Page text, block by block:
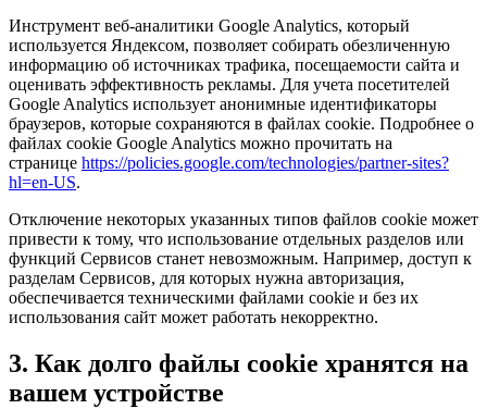
Инструмент веб-аналитики Google Analytics, который
используется Яндексом, позволяет собирать обезличенную
информацию об источниках трафика, посещаемости сайта и
оценивать эффективность рекламы. Для учета посетителей
Google Analytics использует анонимные идентификаторы
браузеров, которые сохраняются в файлах cookie. Подробнее о
файлах cookie Google Analytics можно прочитать на
странице https://policies.google.com/technologies/partner-sites?
hl=en-US.
Отключение некоторых указанных типов файлов cookie может
привести к тому, что использование отдельных разделов или
функций Сервисов станет невозможным. Например, доступ к
разделам Сервисов, для которых нужна авторизация,
обеспечивается техническими файлами cookie и без их
использования сайт может работать некорректно.
3. Как долго файлы cookie хранятся на
вашем устройстве